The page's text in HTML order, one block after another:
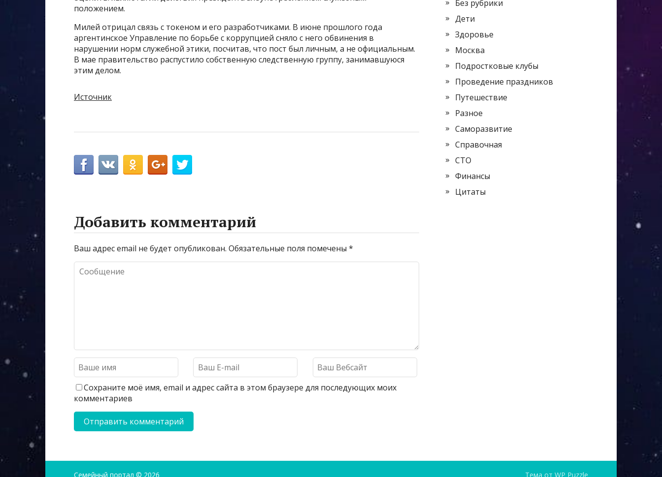
положением.
Милей отрицал связь с токеном и его разработчиками. В июне прошлого года
аргентинское Управление по борьбе с коррупцией сняло с него обвинения в
нарушении норм служебной этики, посчитав, что пост был личным, а не официальным.
В мае правительство распустило собственную следственную группу, занимавшуюся
этим делом.
Источник
Добавить комментарий
Ваш адрес email не будет опубликован. Обязательные поля помечены *
Сохраните моё имя, email и адрес сайта в этом браузере для последующих моих
комментариев
Без рубрики
Дети
Здоровье
Москва
Подростковые клубы
Проведение праздников
Путешествие
Разное
Саморазвитие
Справочная
СТО
Финансы
Цитаты
Семейный портал © 2026 Тема от WP Puzzle